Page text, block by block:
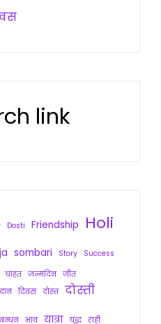
link
Dosti Friendship
Holi
sombari Story
Success
चाहत जन्मदिन जीत
दान दिवस दोस्त दोस्ती
बन्धन भाव यात्रा युद्ध राही